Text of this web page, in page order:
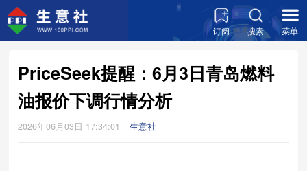
订阅 搜索 菜单
PriceSeek提醒：6月3日青岛燃料
油报价下调行情分析
2026年06月03日 17:34:01 生意社